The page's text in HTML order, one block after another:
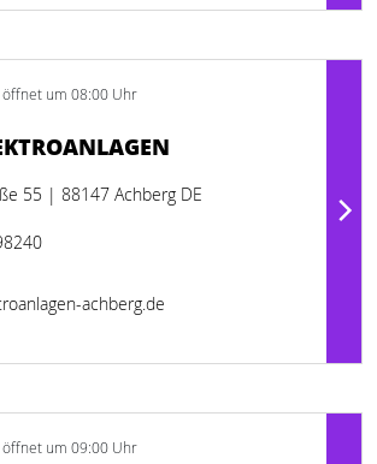
um 08:00 Uhr
55 | 88147 Achberg DE
achberg.de
um 09:00 Uhr